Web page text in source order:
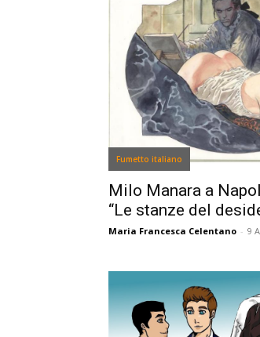
Fumetto italiano
Milo Manara a
“Le stanze del
Maria Francesca Celentano - 9